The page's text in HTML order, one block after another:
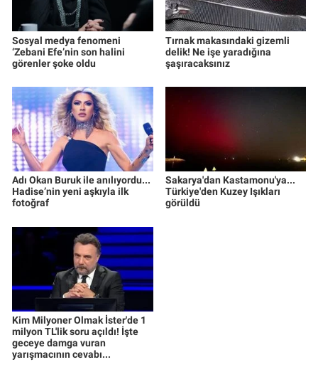
Sosyal medya fenomeni
‘Zebani Efe’nin son halini
görenler şoke oldu
Tırnak makasındaki gizemli
delik! Ne işe yaradığına
şaşıracaksınız
Adı Okan Buruk ile anılıyordu...
Hadise’nin yeni aşkıyla ilk
fotoğraf
Sakarya'dan Kastamonu'ya...
Türkiye'den Kuzey Işıkları
görüldü
Kim Milyoner Olmak İster'de 1
milyon TL'lik soru açıldı! İşte
geceye damga vuran
yarışmacının cevabı...